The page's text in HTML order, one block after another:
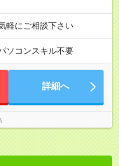
にご相談下さい
ソコンスキル不要
詳細へ